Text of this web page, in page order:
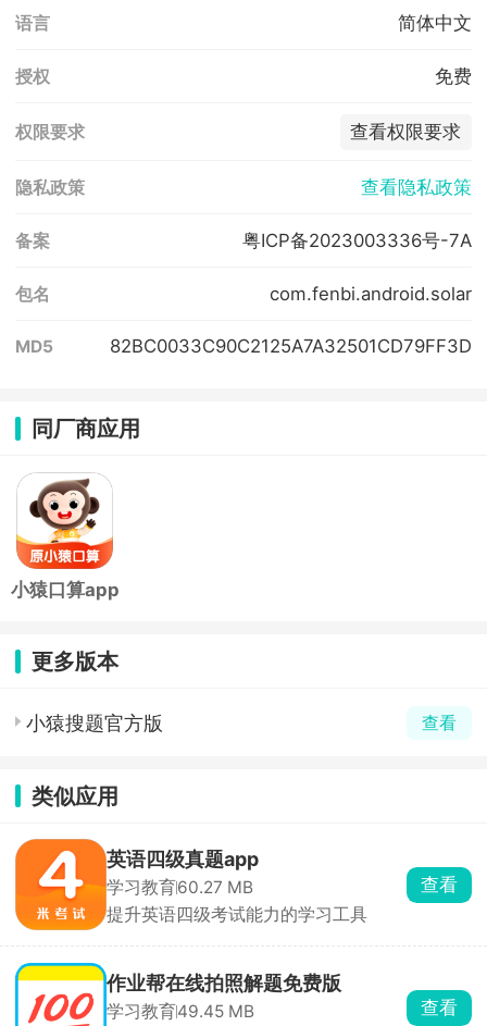
语言 简体中文
授权 免费
权限要求 查看权限要求
隐私政策 查看隐私政策
备案 粤ICP备2023003336号-7A
包名 com.fenbi.android.solar
MD5 82BC0033C90C2125A7A32501CD79FF3D
同厂商应用
小猿口算app
更多版本
小猿搜题官方版 查看
类似应用
英语四级真题app
学习教育60.27 MB
提升英语四级考试能力的学习工具
查看
作业帮在线拍照解题免费版
学习教育49.45 MB
查看